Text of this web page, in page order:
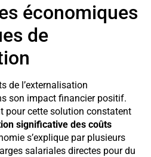
économiques
de
de l’externalisation
son impact financier positif.
pour cette solution constatent
significative des coûts
s’explique par plusieurs
salariales directes pour du